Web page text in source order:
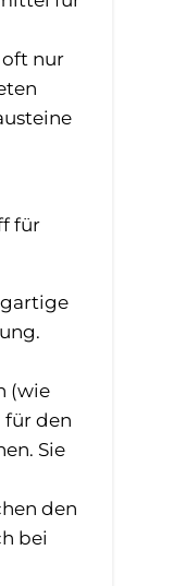
oft nur
für
(wie
für den
Sie
den
bei